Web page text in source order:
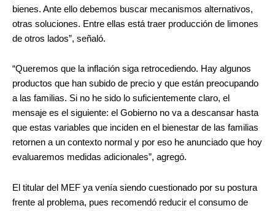
bienes. Ante ello debemos buscar mecanismos alternativos,
otras soluciones. Entre ellas está traer producción de limones
de otros lados”, señaló.
“Queremos que la inflación siga retrocediendo. Hay algunos
productos que han subido de precio y que están preocupando
a las familias. Si no he sido lo suficientemente claro, el
mensaje es el siguiente: el Gobierno no va a descansar hasta
que estas variables que inciden en el bienestar de las familias
retornen a un contexto normal y por eso he anunciado que hoy
evaluaremos medidas adicionales”, agregó.
El titular del MEF ya venía siendo cuestionado por su postura
frente al problema, pues recomendó reducir el consumo de